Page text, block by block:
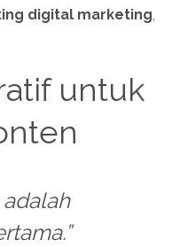
digital marketing,
untuk
adalah